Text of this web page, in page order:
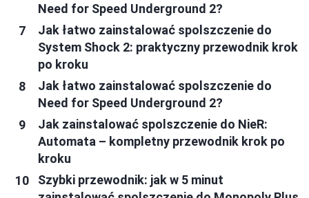
Need for Speed Underground 2?
Jak łatwo zainstalować spolszczenie do
System Shock 2: praktyczny przewodnik krok
po kroku
Jak łatwo zainstalować spolszczenie do
Need for Speed Underground 2?
Jak zainstalować spolszczenie do NieR:
Automata – kompletny przewodnik krok po
kroku
Szybki przewodnik: jak w 5 minut